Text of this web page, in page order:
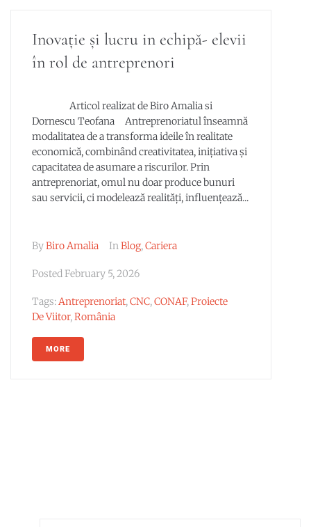
Inovație și lucru in echipă- elevii
în rol de antreprenori
Articol realizat de Biro Amalia si
Dornescu Teofana Antreprenoriatul înseamnă
modalitatea de a transforma ideile în realitate
economică, combinând creativitatea, inițiativa și
capacitatea de asumare a riscurilor. Prin
antreprenoriat, omul nu doar produce bunuri
sau servicii, ci modelează realități, influențează...
ByBiro Amalia InBlog,Cariera
Posted February 5, 2026
Tags:Antreprenoriat,CNC,CONAF,Proiecte
De Viitor,România
MORE